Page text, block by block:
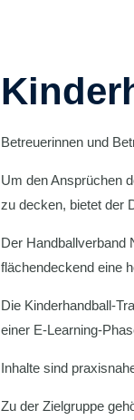
Betreuerinnen und
Um den Ansprüchen
zu decken, bietet der
Der Handballverband
flächendeckend eine
Die Kinderhandball-
einer E-Learning-
Inhalte sind
Zu der Zielgruppe